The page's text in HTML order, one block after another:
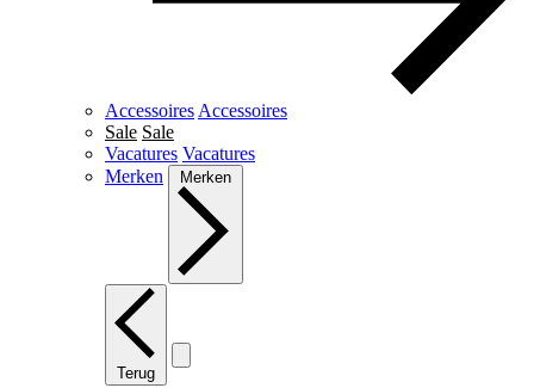
Accessoires Accessoires
Sale Sale
Vacatures Vacatures
Merken
Merken
Terug